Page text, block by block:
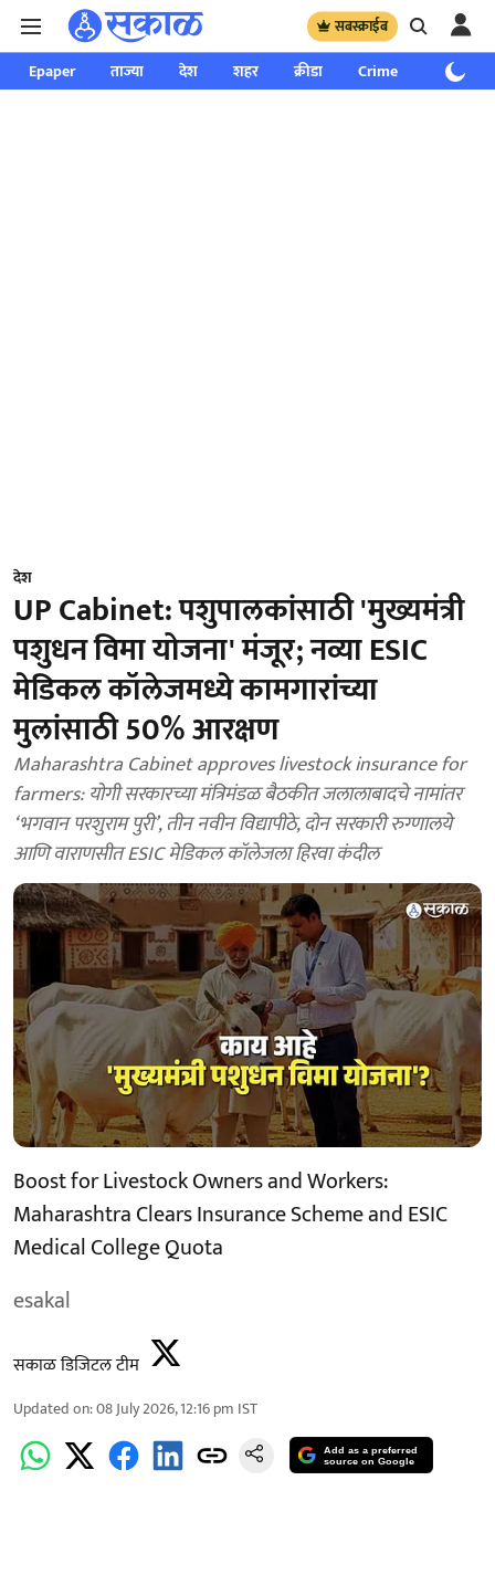
सबस्क्राईब
Epaper ताज्या देश शहर क्रीडा Crime साप्ताहिक
देश
UP Cabinet: पशुपालकांसाठी 'मुख्यमंत्री
पशुधन विमा योजना' मंजूर; नव्या ESIC
मेडिकल कॉलेजमध्ये कामगारांच्या
मुलांसाठी 50% आरक्षण
Maharashtra Cabinet approves livestock insurance for
farmers: योगी सरकारच्या मंत्रिमंडळ बैठकीत जलालाबादचे नामांतर
‘भगवान परशुराम पुरी’, तीन नवीन विद्यापीठे, दोन सरकारी रुग्णालये
आणि वाराणसीत ESIC मेडिकल कॉलेजला हिरवा कंदील
Boost for Livestock Owners and Workers:
Maharashtra Clears Insurance Scheme and ESIC
Medical College Quota
esakal
सकाळ डिजिटल टीम
Updated on:08 July 2026, 12:16 pm IST
Add as a preferred
source on Google